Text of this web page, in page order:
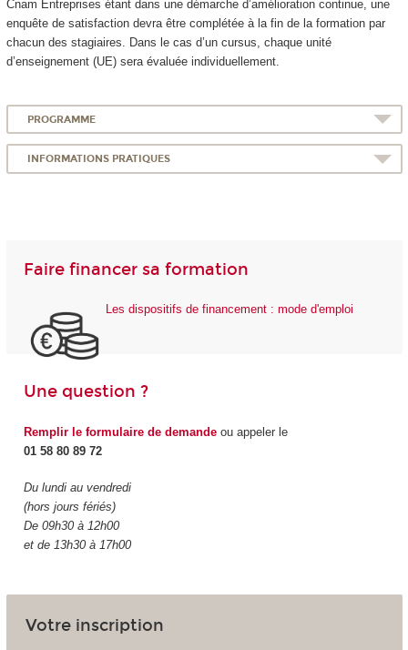
Cnam Entreprises étant dans une démarche d’amélioration continue, une
enquête de satisfaction devra être complétée à la fin de la formation par
chacun des stagiaires. Dans le cas d’un cursus, chaque unité
d’enseignement (UE) sera évaluée individuellement.
PROGRAMME
INFORMATIONS PRATIQUES
Faire financer sa formation
Les dispositifs de financement : mode d'emploi
Une question ?
Remplir le formulaire de demandeou appeler le
01 58 80 89 72
Du lundi au vendredi
(hors jours fériés)
De 09h30 à 12h00
et de 13h30 à 17h00
Votre inscription